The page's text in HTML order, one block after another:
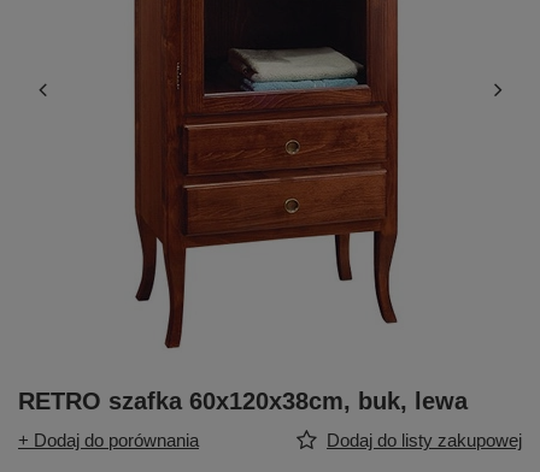
RETRO szafka 60x120x38cm, buk, lewa
+ Dodaj do porównania Dodaj do listy zakupowej